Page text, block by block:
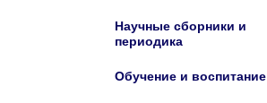
Научные сборники и
периодика
Обучение и воспитание